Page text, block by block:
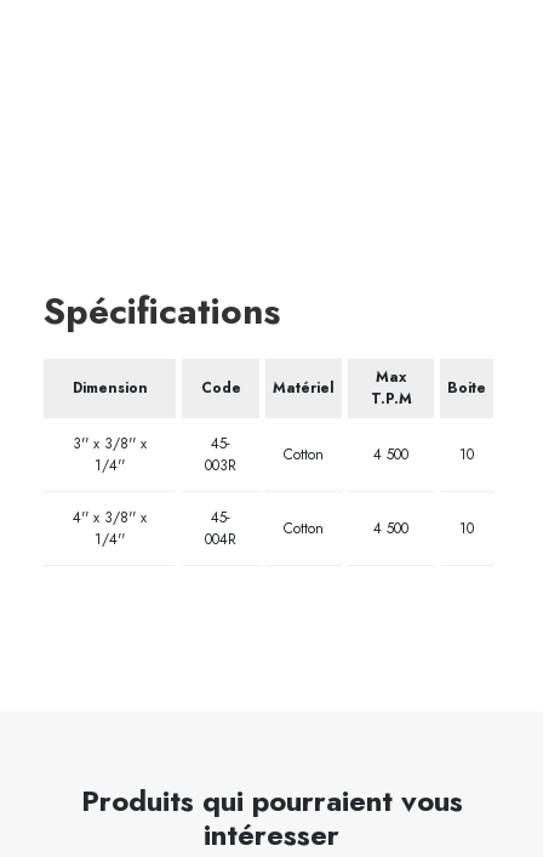
Spécifications
Dimension Code Matériel
Max
T.P.M
Boite
3'' x 3/8'' x
1/4''
45-
003R
Cotton 4 500 10
4'' x 3/8'' x
1/4''
45-
004R
Cotton 4 500 10
Produits qui pourraient vous
intéresser